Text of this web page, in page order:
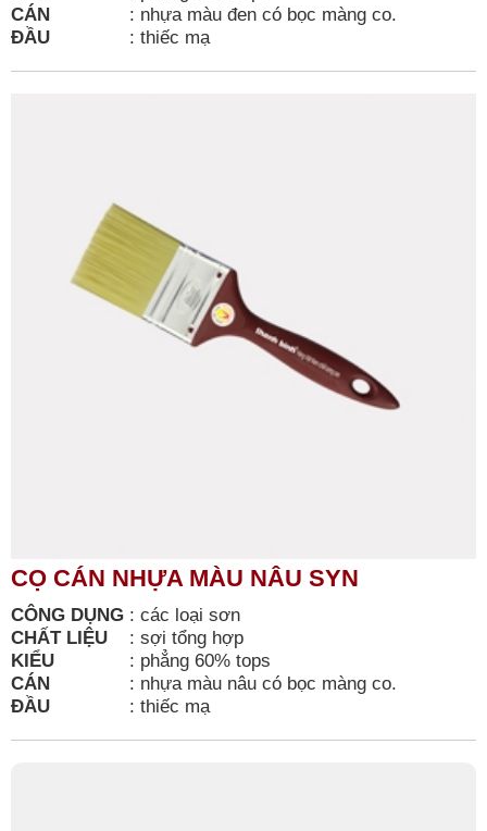
CÁN
: nhựa màu đen có bọc màng co.
ĐẦU
: thiếc mạ
CỌ CÁN NHỰA MÀU NÂU SYN
CÔNG DỤNG : các loại sơn
CHẤT LIỆU
: sợi tổng hợp
KIỂU
: phẳng 60% tops
CÁN
: nhựa màu nâu có bọc màng co.
ĐẦU
: thiếc mạ